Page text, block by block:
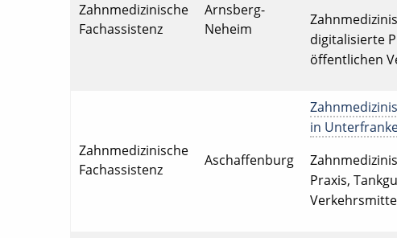
Zahnmedizinische
Fachassistenz
Arnsberg-
Neheim
digitalisierte
öffentlichen
Zahnmedizinische
Fachassistenz
Aschaffenburg
in
Praxis,